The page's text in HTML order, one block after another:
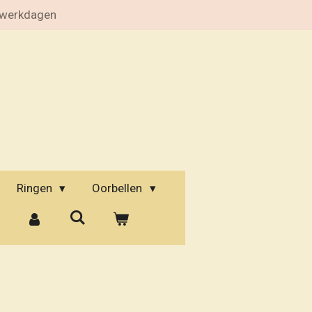
Ringen Oorbellen